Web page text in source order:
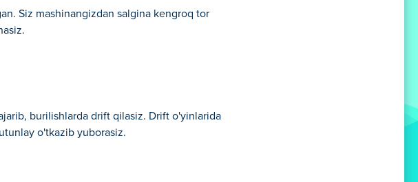
Siz mashinangizdan salgina kengroq tor
burilishlarda drift qilasiz. Drift o'yinlarida
o'tkazib yuborasiz.